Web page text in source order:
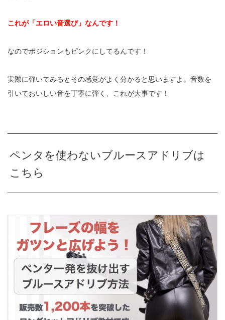
これが「エロい音選び」なんです！
なのでポジションもピンクにしてるんです！
実際に弾いてみるとその感覚がよく分かると思いますよ。 音数を
引いておいしい音を丁寧に弾く、これが大事です！
ペンタを使わないブルースアドリブは
こちら